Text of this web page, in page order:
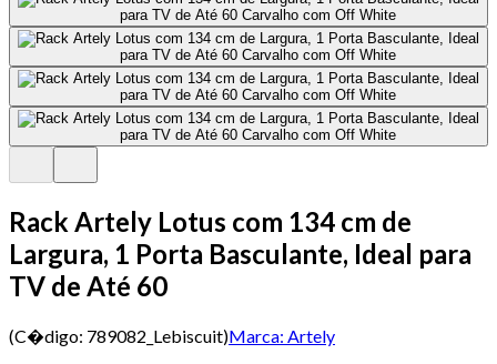
Rack Artely Lotus com 134 cm de
Largura, 1 Porta Basculante, Ideal para
TV de Até 60
(C�digo: 789082_Lebiscuit)Marca: Artely